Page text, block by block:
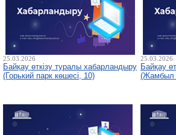
25.03.2026
Байқау өткізу туралы хабарландыру
(Горький парк көшесі, 10)
25.03.2026
Байқау
(Жамбыл